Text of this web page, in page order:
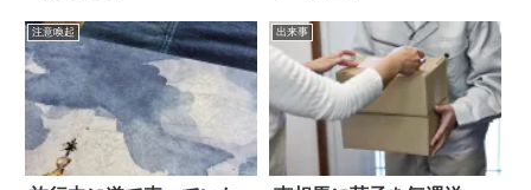
注意喚起 出来事